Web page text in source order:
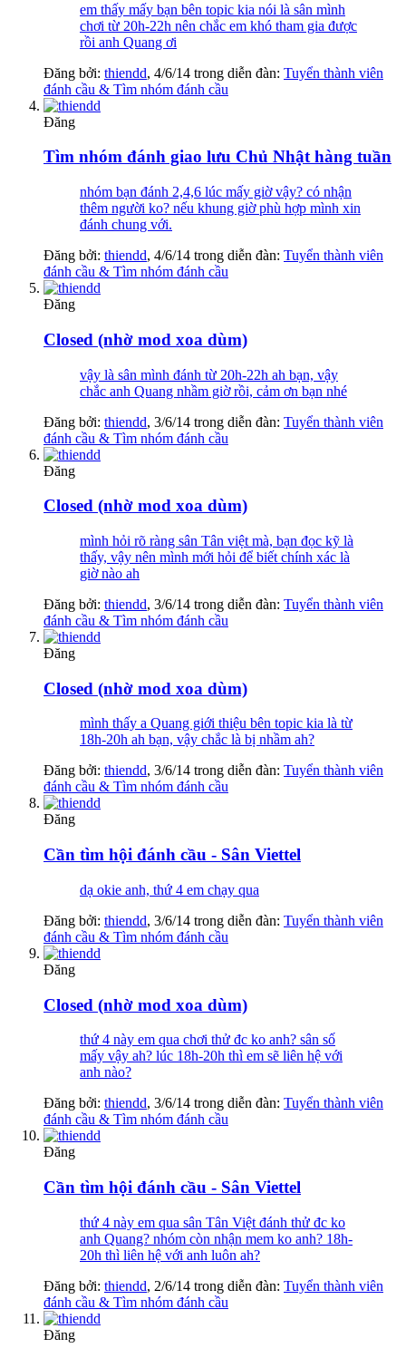
em thấy mấy bạn bên topic kia nói là sân mình
chơi từ 20h-22h nên chắc em khó tham gia được
rồi anh Quang ơi
Đăng bởi: thiendd, 4/6/14 trong diễn đàn: Tuyển thành viên
đánh cầu & Tìm nhóm đánh cầu
Đăng
Tìm nhóm đánh giao lưu Chủ Nhật hàng tuần
nhóm bạn đánh 2,4,6 lúc mấy giờ vậy? có nhận
thêm người ko? nếu khung giờ phù hợp mình xin
đánh chung với.
Đăng bởi: thiendd, 4/6/14 trong diễn đàn: Tuyển thành viên
đánh cầu & Tìm nhóm đánh cầu
Đăng
Closed (nhờ mod xoa dùm)
vậy là sân mình đánh từ 20h-22h ah bạn, vậy
chắc anh Quang nhầm giờ rồi, cảm ơn bạn nhé
Đăng bởi: thiendd, 3/6/14 trong diễn đàn: Tuyển thành viên
đánh cầu & Tìm nhóm đánh cầu
Đăng
Closed (nhờ mod xoa dùm)
mình hỏi rõ ràng sân Tân việt mà, bạn đọc kỹ là
thấy, vậy nên mình mới hỏi để biết chính xác là
giờ nào ah
Đăng bởi: thiendd, 3/6/14 trong diễn đàn: Tuyển thành viên
đánh cầu & Tìm nhóm đánh cầu
Đăng
Closed (nhờ mod xoa dùm)
mình thấy a Quang giới thiệu bên topic kia là từ
18h-20h ah bạn, vậy chắc là bị nhầm ah?
Đăng bởi: thiendd, 3/6/14 trong diễn đàn: Tuyển thành viên
đánh cầu & Tìm nhóm đánh cầu
Đăng
Cần tìm hội đánh cầu - Sân Viettel
dạ okie anh, thứ 4 em chạy qua
Đăng bởi: thiendd, 3/6/14 trong diễn đàn: Tuyển thành viên
đánh cầu & Tìm nhóm đánh cầu
Đăng
Closed (nhờ mod xoa dùm)
thứ 4 này em qua chơi thử đc ko anh? sân số
mấy vậy ah? lúc 18h-20h thì em sẽ liên hệ với
anh nào?
Đăng bởi: thiendd, 3/6/14 trong diễn đàn: Tuyển thành viên
đánh cầu & Tìm nhóm đánh cầu
Đăng
Cần tìm hội đánh cầu - Sân Viettel
thứ 4 này em qua sân Tân Việt đánh thử đc ko
anh Quang? nhóm còn nhận mem ko anh? 18h-
20h thì liên hệ với anh luôn ah?
Đăng bởi: thiendd, 2/6/14 trong diễn đàn: Tuyển thành viên
đánh cầu & Tìm nhóm đánh cầu
Đăng